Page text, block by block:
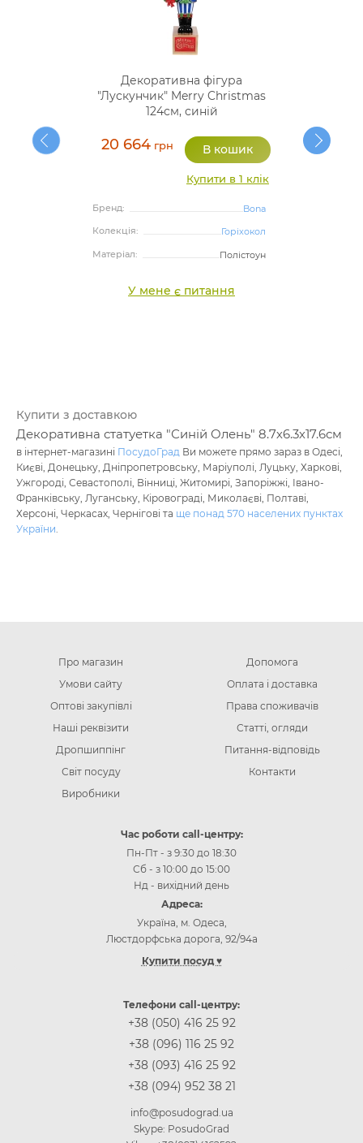
Декоративна фігура
"Лускунчик" Merry Christmas
124см, синій
20 664грн
Купити в 1 клік
Бренд:
Bona
Колекція:
Горіхокол
Матеріал:
Полістоун
У мене є питання
Купити з доставкою
Декоративна статуетка "Синій Олень" 8.7х6.3х17.6см
в інтернет-магазині ПосудоГрад Ви можете прямо зараз в Одесі,
Києві, Донецьку, Дніпропетровську, Маріуполі, Луцьку, Харкові,
Ужгороді, Севастополі, Вінниці, Житомирі, Запоріжжі, Івано-
Франківську, Луганську, Кіровограді, Миколаєві, Полтаві,
Херсоні, Черкасах, Чернігові та ще понад 570 населених пунктах
України.
Про магазин
Умови сайту
Оптові закупівлі
Наші реквізити
Дропшиппінг
Світ посуду
Виробники
Допомога
Оплата і доставка
Права споживачів
Статті, огляди
Питання-відповідь
Контакти
Час роботи call-центру:
Пн-Пт - з 9:30 до 18:30
Сб - з 10:00 до 15:00
Нд - вихідний день
Адреса:
Україна, м. Одеса,
Люстдорфська дорога, 92/94а
Купити посуд ♥
Інтернет-магазин посуду Дніпр (Дніпропетровськ)
Інтернет-магазин посуду Житомир
Інтернет-магазин посуду Запоріжжя
Інтернет-магазин посуду Івано-Франківськ
Інтернет-магазин посуду Луцьк
Інтернет-магазин посуду Львів
Телефони call-центру:
+38 (050) 416 25 92
+38 (096) 116 25 92
+38 (093) 416 25 92
+38 (094) 952 38 21
info@posudograd.ua
Skype: PosudoGrad